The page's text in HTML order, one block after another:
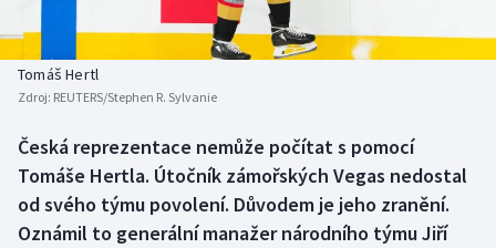
Biatlon
Box
Curling
Historické návraty
Aplikace ČT sport
Tomáš Hertl
Zdroj: REUTERS/Stephen R. Sylvanie
Česká reprezentace nemůže počítat s pomocí
Tomáše Hertla. Útočník zámořských Vegas nedostal
od svého týmu povolení. Důvodem je jeho zranění.
Oznámil to generální manažer národního týmu Jiří